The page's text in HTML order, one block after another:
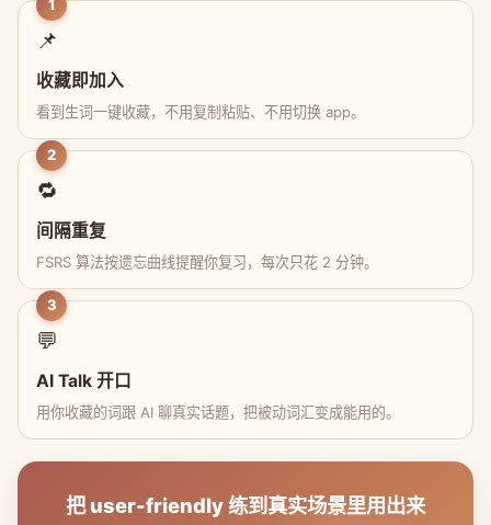
1
📌
收藏即加入
看到生词一键收藏，不用复制粘贴、不用切换 app。
2
🔁
间隔重复
FSRS 算法按遗忘曲线提醒你复习，每次只花 2 分钟。
3
💬
AI Talk 开口
用你收藏的词跟 AI 聊真实话题，把被动词汇变成能用的。
把 user-friendly 练到真实场景里用出来